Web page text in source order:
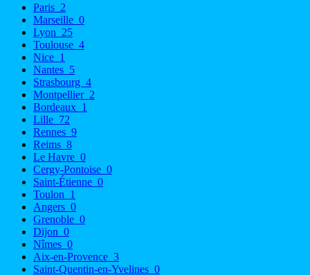
Paris 2
Marseille 0
Lyon 25
Toulouse 4
Nice 1
Nantes 5
Strasbourg 4
Montpellier 2
Bordeaux 1
Lille 72
Rennes 9
Reims 8
Le Havre 0
Cergy-Pontoise 0
Saint-Étienne 0
Toulon 1
Angers 0
Grenoble 0
Dijon 0
Nîmes 0
Aix-en-Provence 3
Saint-Quentin-en-Yvelines 0